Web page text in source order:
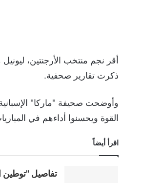
أقر نجم منتخب الأرجنتين،
ذكرت تقارير صحفية.
وأوضحت صحيفة "ماركا"
القوة ويحسنوا أداءهم في
اقرأ أيضاً